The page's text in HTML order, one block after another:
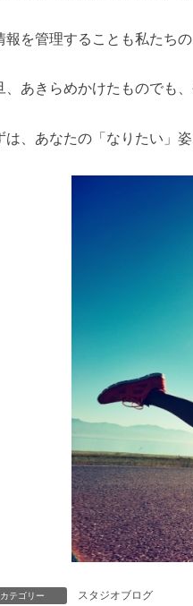
を管理することも私たちの
、あきらめかけたものでも
は、あなたの「なりたい」
カテゴリー スタジオブログ